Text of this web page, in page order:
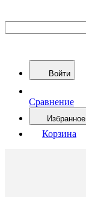
Войти
Сравнение
Избранное
Корзина